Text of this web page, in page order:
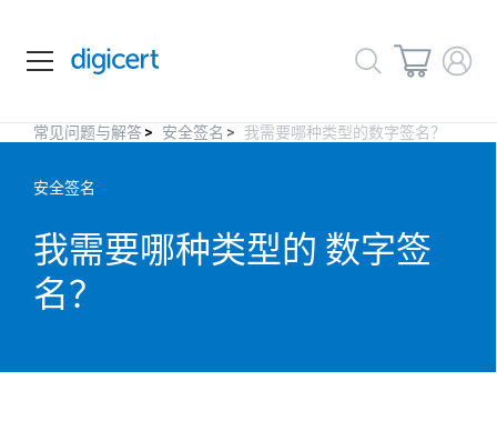
常见问题与解答 安全签名 我需要哪种类型的数字签名？
安全签名
我需要哪种类型的 数字签
名？